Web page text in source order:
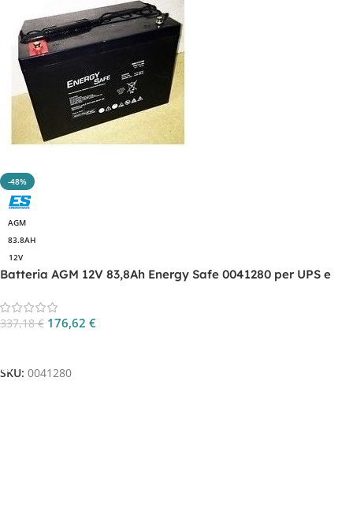
-48%
AGM
83.8AH
12V
Batteria AGM 12V 83,8Ah Energy Safe 0041280 per UPS e
337,18€ 176,62 €
SKU: 0041280